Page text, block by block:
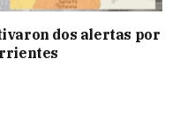
dos alertas por